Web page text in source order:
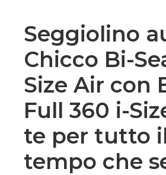
Seggiolino
Chicco Bi-
Size Air con
Full 360 i-
te per tutto
tempo che